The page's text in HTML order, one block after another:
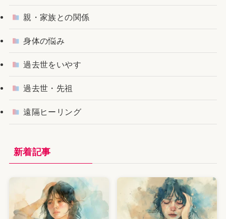
親・家族との関係
身体の悩み
過去世をいやす
過去世・先祖
遠隔ヒーリング
新着記事